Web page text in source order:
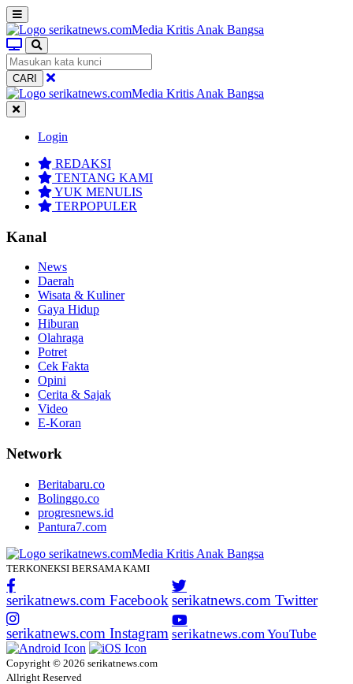
CARI
Login
REDAKSI
TENTANG KAMI
YUK MENULIS
TERPOPULER
Kanal
News
Daerah
Wisata & Kuliner
Gaya Hidup
Hiburan
Olahraga
Potret
Cek Fakta
Opini
Cerita & Sajak
Video
E-Koran
Network
Beritabaru.co
Bolinggo.co
progresnews.id
Pantura7.com
TERKONEKSI BERSAMA KAMI
serikatnews.com Facebook serikatnews.com Twitter
serikatnews.com Instagram serikatnews.com YouTube
Copyright © 2026 serikatnews.com
Allright Reserved